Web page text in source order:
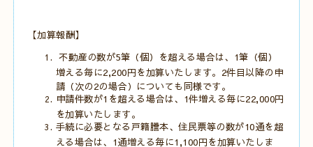
【加算報酬】
不動産の数が5筆（個）を超える場合は、1筆（個）
増える毎に2,200円を加算いたします。2件目以降の申
請（次の2の場合）についても同様です。
申請件数が1を超える場合は、1件増える毎に22,000円
を加算いたします。
手続に必要となる戸籍謄本、住民票等の数が10通を超
える場合は、1通増える毎に1,100円を加算いたしま